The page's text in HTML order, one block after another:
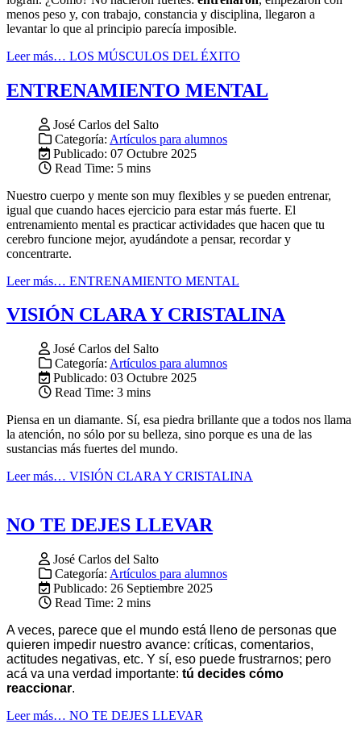
menos peso y, con trabajo, constancia y disciplina, llegaron a
levantar lo que al principio parecía imposible.
Leer más… LOS MÚSCULOS DEL ÉXITO
ENTRENAMIENTO MENTAL
José Carlos del Salto
Categoría: Artículos para alumnos
Publicado: 07 Octubre 2025
Read Time: 5 mins
Nuestro cuerpo y mente son muy flexibles y se pueden entrenar,
igual que cuando haces ejercicio para estar más fuerte. El
entrenamiento mental es practicar actividades que hacen que tu
cerebro funcione mejor, ayudándote a pensar, recordar y
concentrarte.
Leer más… ENTRENAMIENTO MENTAL
VISIÓN CLARA Y CRISTALINA
José Carlos del Salto
Categoría: Artículos para alumnos
Publicado: 03 Octubre 2025
Read Time: 3 mins
Piensa en un diamante. Sí, esa piedra brillante que a todos nos llama
la atención, no sólo por su belleza, sino porque es una de las
sustancias más fuertes del mundo.
Leer más… VISIÓN CLARA Y CRISTALINA
NO TE DEJES LLEVAR
José Carlos del Salto
Categoría: Artículos para alumnos
Publicado: 26 Septiembre 2025
Read Time: 2 mins
A veces, parece que el mundo está lleno de personas que
quieren impedir nuestro avance: críticas, comentarios,
actitudes negativas, etc. Y sí, eso puede frustrarnos; pero
acá va una verdad importante: tú decides cómo
reaccionar.
Leer más… NO TE DEJES LLEVAR